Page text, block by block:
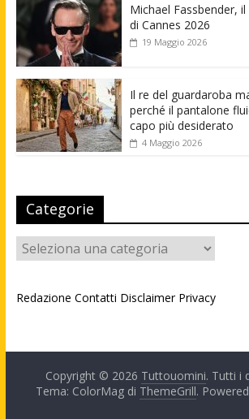
Michael Fassbender,
di Cannes 2026
19 Maggio 2026
Il re del guardaroba
perché il pantalone
capo più desiderato
4 Maggio 2026
Categorie
Categorie
Redazione Contatti Disclaimer Privacy
Copyright © 2026 Tuttouomini. Tutti i
Tema: ColorMag di ThemeGrill.